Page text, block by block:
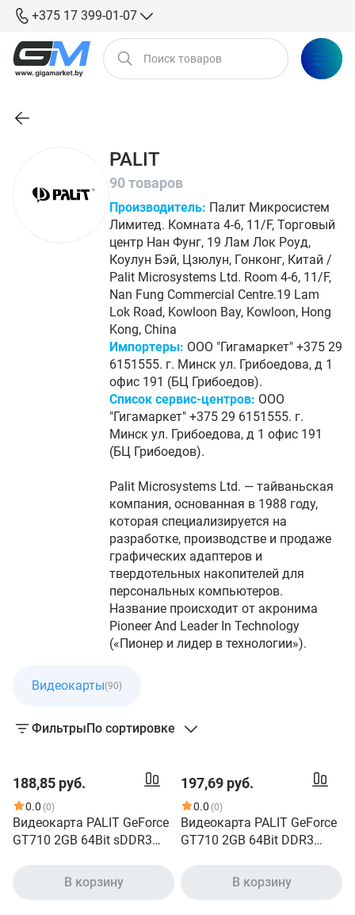
+375 17 399-01-07
PALIT
90 товаров
Производитель: Палит Микросистем
Лимитед. Комната 4-6, 11/F, Торговый
центр Нан Фунг, 19 Лам Лок Роуд,
Коулун Бэй, Цзюлун, Гонконг, Китай /
Palit Microsystems Ltd. Room 4-6, 11/F,
Nan Fung Commercial Centre.19 Lam
Lok Road, Kowloon Bay, Kowloon, Hong
Kong, China
Импортеры: ООО "Гигамаркет" +375 29
6151555. г. Минск ул. Грибоедова, д 1
офис 191 (БЦ Грибоедов).
Список сервис-центров: ООО
"Гигамаркет" +375 29 6151555. г.
Минск ул. Грибоедова, д 1 офис 191
(БЦ Грибоедов).
Palit Microsystems Ltd. — тайваньская
компания, основанная в 1988 году,
которая специализируется на
разработке, производстве и продаже
графических адаптеров и
твердотельных накопителей для
персональных компьютеров.
Название происходит от акронима
Pioneer And Leader In Technology
(«Пионер и лидер в технологии»).
Видеокарты(90)
ФильтрыПо сортировке
188,85 руб.
0.0 (0)
Видеокарта PALIT GeForce
GT710 2GB 64Bit sDDR3
В корзину
197,69 руб.
0.0 (0)
Видеокарта PALIT GeForce
GT710 2GB 64Bit DDR3
PA-GT710-2GD3H
В корзину